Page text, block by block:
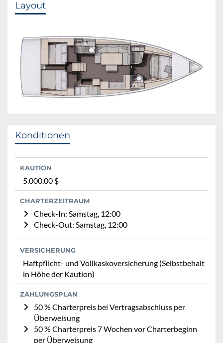
Layout
Konditionen
KAUTION
5.000,00 $
CHARTERZEITRAUM
Check-In: Samstag, 12:00
Check-Out: Samstag, 12:00
VERSICHERUNG
Haftpflicht- und Vollkaskoversicherung (Selbstbehalt
in Höhe der Kaution)
ZAHLUNGSPLAN
50 % Charterpreis bei Vertragsabschluss per
Überweisung
50 % Charterpreis 7 Wochen vor Charterbeginn
per Überweisung